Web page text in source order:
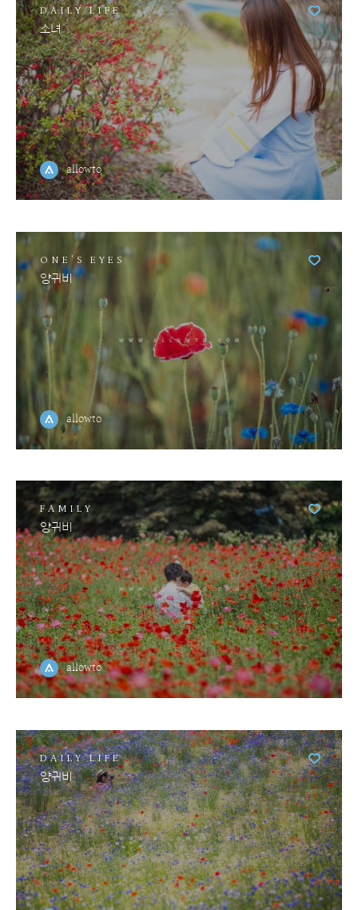
DAILY LIFE
소녀
allowto
ONE'S EYES
양귀비
allowto
FAMILY
양귀비
allowto
DAILY LIFE
양귀비